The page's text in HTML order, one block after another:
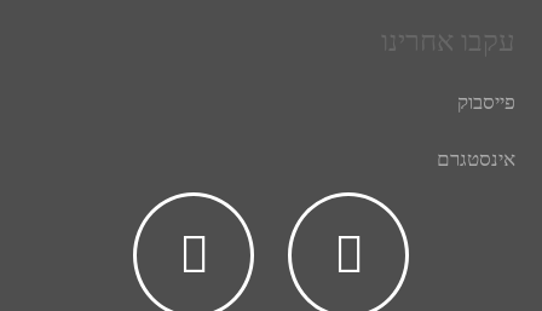
עקבו אחרינו
פייסבוק
אינסטגרם